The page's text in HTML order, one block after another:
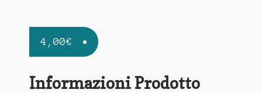
4,00€
Informazioni Prodotto